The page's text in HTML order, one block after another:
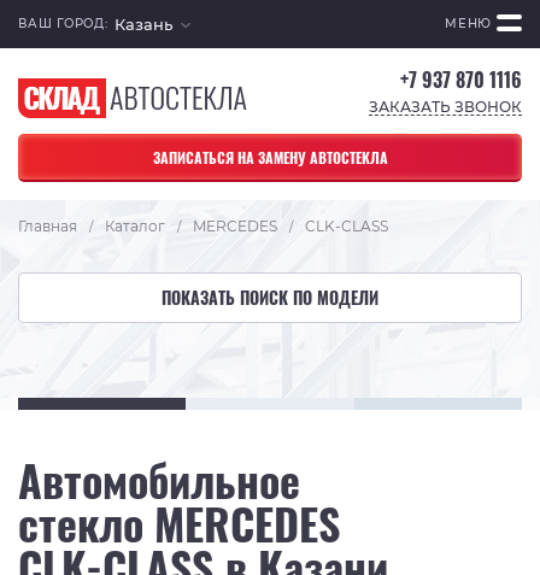
ВАШ ГОРОД: Казань МЕНЮ
+7 937 870 1116
ЗАКАЗАТЬ ЗВОНОК
ЗАПИСАТЬСЯ НА ЗАМЕНУ АВТОСТЕКЛА
Главная / Каталог / MERCEDES / CLK-CLASS
ПОКАЗАТЬ ПОИСК ПО МОДЕЛИ
Автомобильное
стекло MERCEDES